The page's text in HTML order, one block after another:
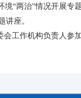
“两治”情况开展
讲座。
工作机构负责人参加